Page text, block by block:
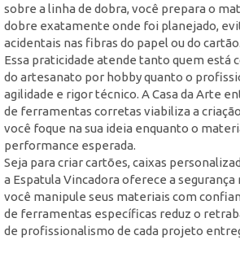
sobre a linha de dobra, você prepara o
dobre exatamente onde foi planejado,
acidentais nas fibras do papel ou do cartão.
Essa praticidade atende tanto quem está
do artesanato por hobby quanto o
agilidade e rigor técnico. A Casa da Arte
de ferramentas corretas viabiliza a
você foque na sua ideia enquanto o
performance esperada.
Seja para criar cartões, caixas
a Espatula Vincadora oferece a segurança
você manipule seus materiais com
de ferramentas específicas reduz o
de profissionalismo de cada projeto